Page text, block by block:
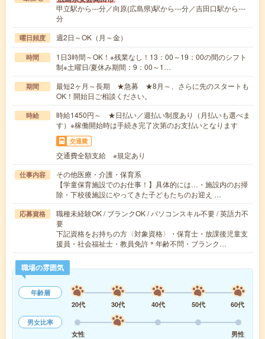
甲立駅から---分／向原(広島県)駅から---分／吉田口駅から---
分
曜日頻度 週2日～OK（月～金）
時間
1日3時間～OK！※残業なし！13：00～19：00の間のシフト
制※土曜日/夏休み期間：9：00～1…
期間
最短2ヶ月～長期 ★急募 ★8月～、さらに先のスタートも
OK！開始日ご相談ください。
時給
時給1450円～ ★日払い／週払い制度あり（月払いも選べま
す）※稼働開始時は手続き完了次第のお支払いとなります
交通費
交通費全額支給 ※規定あり
仕事内容
その他医療・介護・保育系
【学童保育施設でのお仕事！】具体的には…・施設内のお掃
除・下校後施設にやってきた子どもたちのお迎え …
応募資格
職種未経験OK / ブランクOK / パソコンスキル不要 / 英語力不
要
下記資格をお持ちの方〈対象資格〉・保育士・放課後児童支
援員・社会福祉士・教員免許＊年齢不問・ブランク…
職場の雰囲気
年齢層
20代
30代 40代 50代
60代
男女比率
女性
男性